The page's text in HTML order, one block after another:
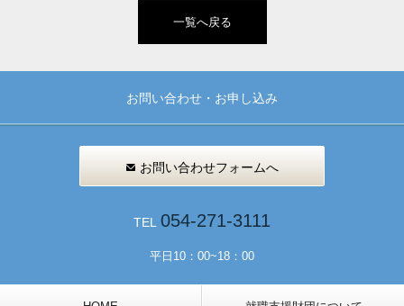
一覧へ戻る
お問い合わせ・お申し込み
お問い合わせフォームへ
TEL 054-271-3111
平日10：00~18：00